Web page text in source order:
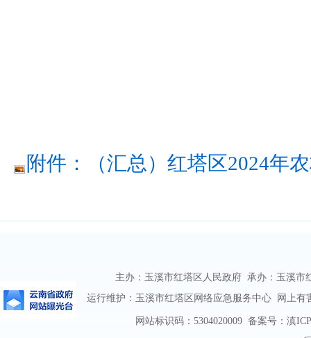
附件：（汇总）红塔区2024年
主办：玉溪市红塔区人民政府 承办：玉溪市
运行维护：玉溪市红塔区网络应急服务中心 网上有
网站标识码：5304020009备案号：滇